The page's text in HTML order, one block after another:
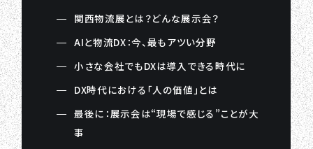
関西物流展とは？どんな展示会？
AIと物流DX：今、最もアツい分野
小さな会社でもDXは導入できる時代に
DX時代における「人の価値」とは
最後に：展示会は“現場で感じる”ことが大
事